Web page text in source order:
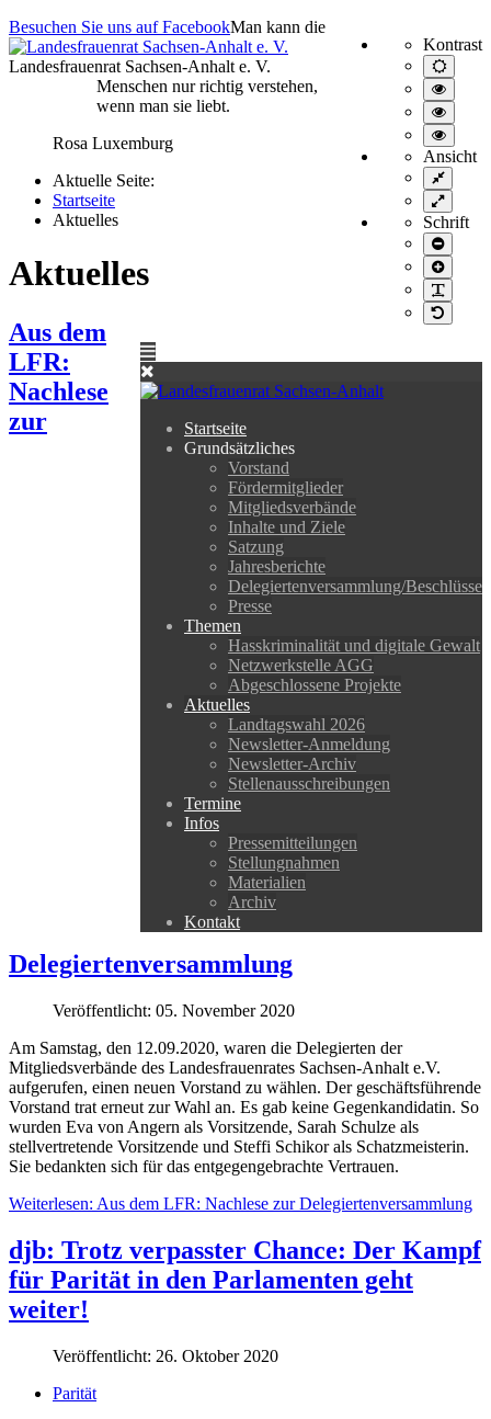
Besuchen Sie uns auf Facebook
Kontrast
Hoher
Hoher
Hoher
gelb/
Ansicht
Feste
Breite
Volle
Breite
Schrift
Schrift
kleiner
Schrift
größer
Landesfrauenrat Sachsen-Anhalt e. V.
Startseite
Grundsätzliches
Vorstand
Fördermitglieder
Mitgliedsverbände
Inhalte und Ziele
Satzung
Jahresberichte
Delegiertenversammlung/Beschlüsse
Presse
Themen
Hasskriminalität und digitale Gewalt
Netzwerkstelle AGG
Abgeschlossene Projekte
Aktuelles
Landtagswahl 2026
Newsletter-Anmeldung
Newsletter-Archiv
Stellenausschreibungen
Termine
Infos
Pressemitteilungen
Stellungnahmen
Materialien
Archiv
Kontakt
Man kann die
Menschen nur richtig verstehen,
wenn man sie liebt.
Rosa Luxemburg
Aktuelle Seite:
Startseite
Aktuelles
Aktuelles
Aus dem
LFR:
Nachlese
zur
Delegiertenversammlung
Veröffentlicht: 05. November 2020
Am Samstag, den 12.09.2020, waren die Delegierten der
Mitgliedsverbände des Landesfrauenrates Sachsen-Anhalt e.V.
aufgerufen, einen neuen Vorstand zu wählen. Der geschäftsführende
Vorstand trat erneut zur Wahl an. Es gab keine Gegenkandidatin. So
wurden Eva von Angern als Vorsitzende, Sarah Schulze als
stellvertretende Vorsitzende und Steffi Schikor als Schatzmeisterin.
Sie bedankten sich für das entgegengebrachte Vertrauen.
Weiterlesen: Aus dem LFR: Nachlese zur Delegiertenversammlung
djb: Trotz verpasster Chance: Der Kampf
für Parität in den Parlamenten geht
weiter!
Veröffentlicht: 26. Oktober 2020
Parität